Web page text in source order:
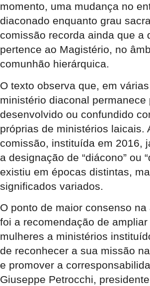
momento, uma mudança no
diaconado enquanto grau
comissão recorda ainda que a
pertence ao Magistério, no
comunhão hierárquica.
O texto observa que, em
ministério diaconal permanece
desenvolvido ou confundido
próprias de ministérios laicais.
comissão, instituída em 2016,
a designação de “diácono” ou
existiu em épocas distintas,
significados variados.
O ponto de maior consenso
foi a recomendação de
mulheres a ministérios
de reconhecer a sua missão
e promover a
Giuseppe Petrocchi,